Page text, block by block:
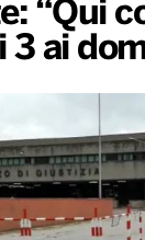
Novità
“Qui
3 ai